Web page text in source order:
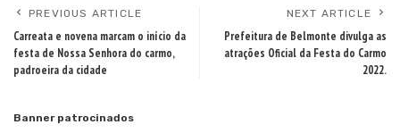
PREVIOUS ARTICLE
Carreata e novena marcam o início da
festa de Nossa Senhora do carmo,
padroeira da cidade
NEXT ARTICLE
Prefeitura de Belmonte divulga as
atrações Oficial da Festa do Carmo
2022.
Banner patrocinados